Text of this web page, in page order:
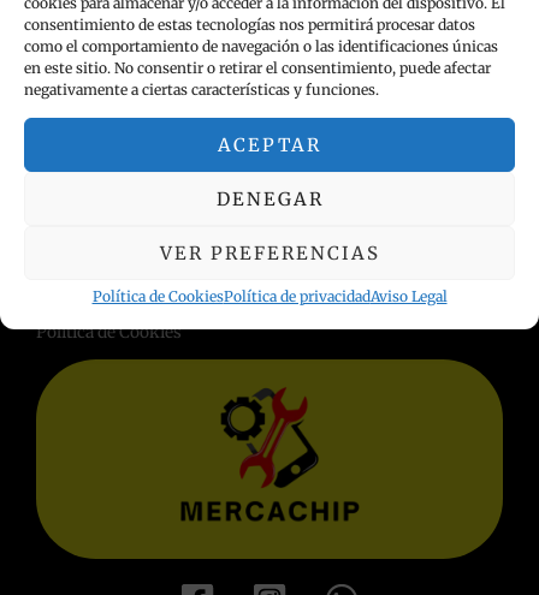
consentimiento de estas tecnologías nos permitirá procesar datos
como el comportamiento de navegación o las identificaciones únicas
en este sitio. No consentir o retirar el consentimiento, puede afectar
negativamente a ciertas características y funciones.
ACEPTAR
DENEGAR
VER PREFERENCIAS
Política de CookiesPolítica de privacidadAviso Legal
INFORMACIÓN LEGAL
Política de privacidad
Aviso Legal
Política de Cookies